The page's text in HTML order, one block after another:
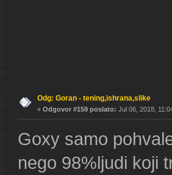
Odg: Goran - tening,ishrana,slike
« Odgovor #159 poslato: Jul 06, 2018,
Goxy samo
nego 98%ljudi koji